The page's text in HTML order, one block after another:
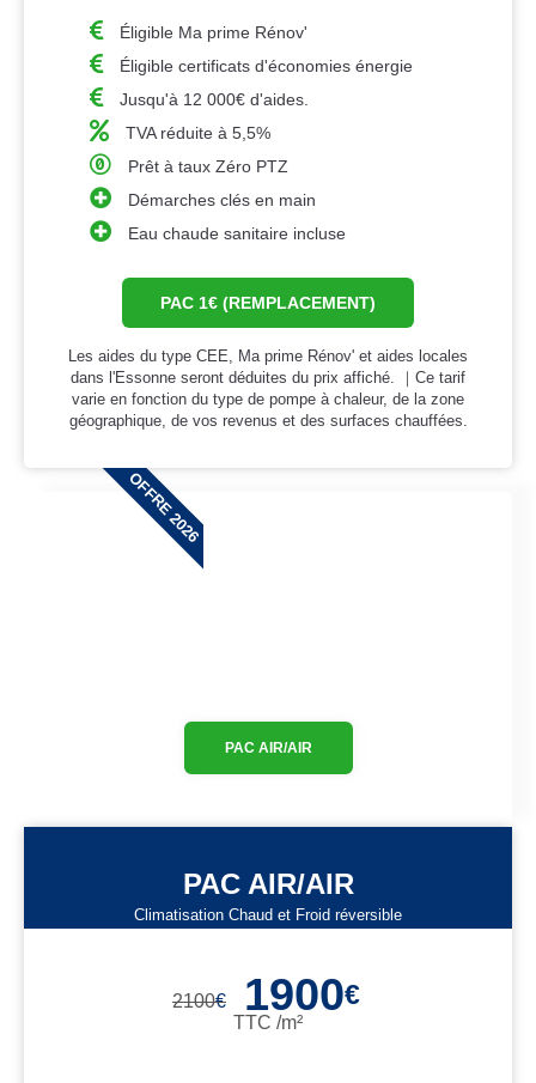
Éligible Ma prime Rénov'
Éligible certificats d'économies énergie
Jusqu'à 12 000€ d'aides.
TVA réduite à 5,5%
Prêt à taux Zéro PTZ
Démarches clés en main
Eau chaude sanitaire incluse
PAC 1€ (REMPLACEMENT)
Les aides du type CEE, Ma prime Rénov' et aides locales
dans l'Essonne seront déduites du prix affiché. ｜Ce tarif
varie en fonction du type de pompe à chaleur, de la zone
géographique, de vos revenus et des surfaces chauffées.
OFFRE 2026
PAC AIR/AIR
PAC AIR/AIR
Climatisation Chaud et Froid réversible
2100€ 1900€
TTC /m²